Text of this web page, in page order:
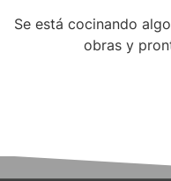
Se está cocinando
obras y